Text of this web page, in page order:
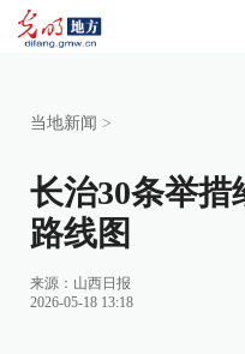
当地新闻 >
长治30条举
路线图
来源： 山西日报
2026-05-18 13:18